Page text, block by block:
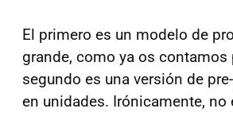
El primero es un modelo de
grande, como ya os
segundo es una versión de
en unidades. Irónicamente,